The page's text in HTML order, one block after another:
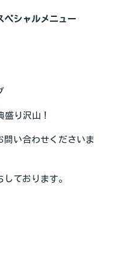
ペシャルメニュー
盛り沢山！
問い合わせくださいま
ております。